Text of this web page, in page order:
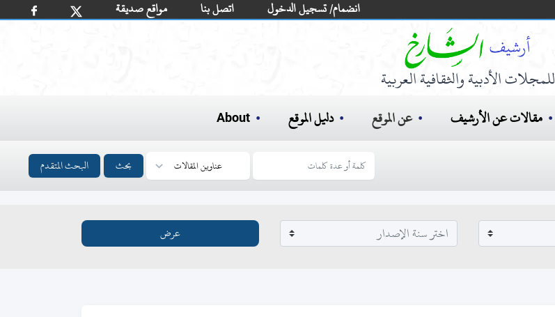
مواقع صديقة اتصل بنا انضمام/ تسجيل الدخول
للمجلات الأدبية والثقافية العربية
مقالات عن الأرشيف عن الموقع دليل الموقع About
بحث البحث المتقدم